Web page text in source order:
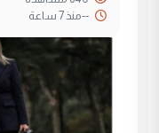
--منذ 7 ساعة